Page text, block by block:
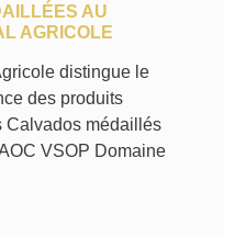
AU
AGRICOLE
distingue le
des produits
Calvados médaillés
VSOP Domaine